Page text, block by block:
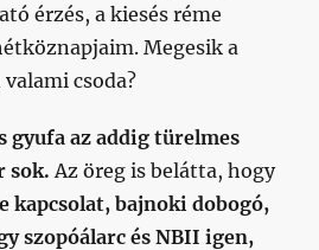
érzés, a kiesés réme
Megesik a
csoda?
gyufa az addig türelmes
sok. Az öreg is belátta, hogy
kapcsolat, bajnoki dobogó,
szopóálarc és NBII igen,